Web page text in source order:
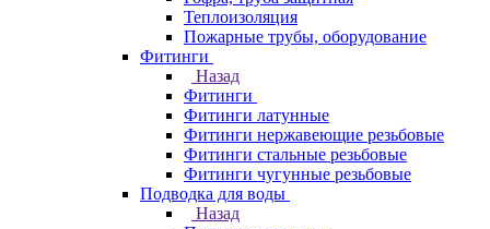
Теплоизоляция
Пожарные трубы, оборудование
Фитинги
Назад
Фитинги
Фитинги латунные
Фитинги нержавеющие резьбовые
Фитинги стальные резьбовые
Фитинги чугунные резьбовые
Подводка для воды
Назад